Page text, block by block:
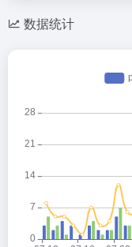
数据统计